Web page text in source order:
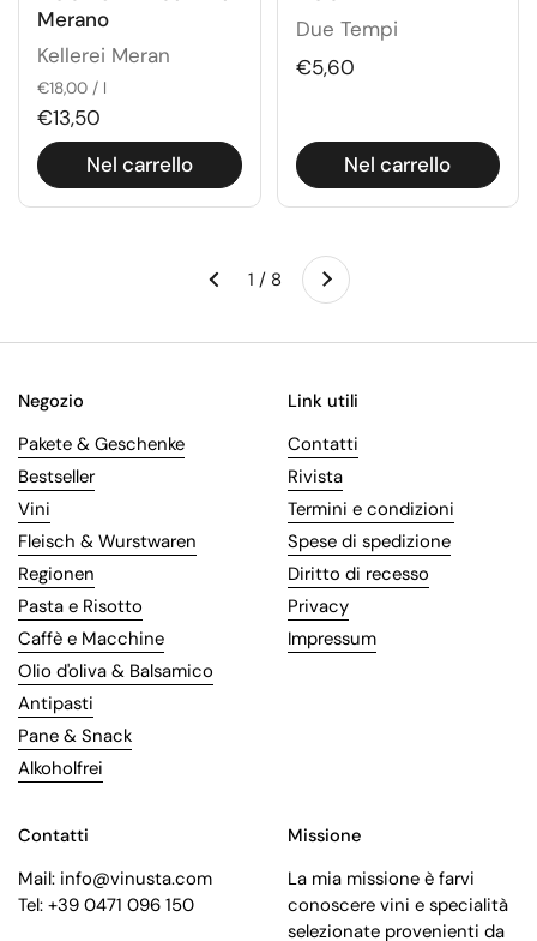
Merano
Kellerei Meran
€18,00 / l
€13,50
Nel carrello
Due Tempi
€5,60
Nel carrello
Precedente 1 / 8 Successivo
Negozio
Pakete & Geschenke
Bestseller
Vini
Fleisch & Wurstwaren
Regionen
Pasta e Risotto
Caffè e Macchine
Olio d'oliva & Balsamico
Antipasti
Pane & Snack
Alkoholfrei
Link utili
Contatti
Rivista
Termini e condizioni
Spese di spedizione
Diritto di recesso
Privacy
Impressum
Contatti
Mail: info@vinusta.com
Tel: +39 0471 096 150
Missione
La mia missione è farvi
conoscere vini e specialità
selezionate provenienti da